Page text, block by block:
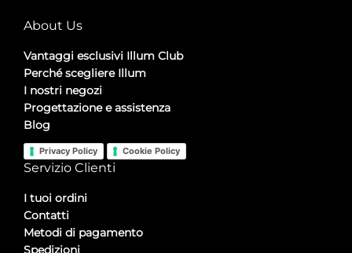
About Us
Vantaggi esclusivi Illum Club
Perché scegliere Illum
I nostri negozi
Progettazione e assistenza
Blog
Privacy Policy Cookie Policy
Servizio Clienti
I tuoi ordini
Contatti
Metodi di pagamento
Spedizioni